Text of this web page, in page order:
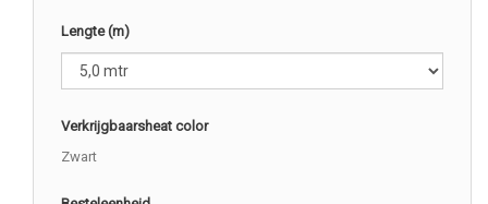
Lengte (m)
Verkrijgbaarsheat color
Zwart